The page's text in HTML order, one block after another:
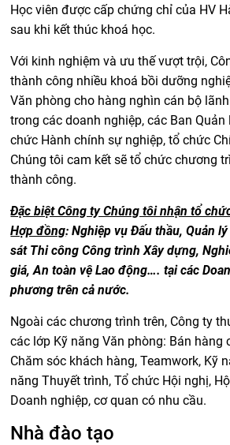
Học viên được cấp chứng chỉ của HV
sau khi kết thúc khoá học.
Với kinh nghiệm và ưu thế vượt trội,
thành công nhiều khoá bồi dưỡng
Văn phòng cho hàng nghìn cán bộ
trong các doanh nghiệp, các Ban
chức Hành chính sự nghiệp, tổ chức
Chúng tôi cam kết sẽ tổ chức chương
thành công.
Đặc biệt Công ty Chúng tôi nhận tổ
Hợp đồng: Nghiệp vụ Đấu thầu, Quản
sát Thi công Công trình Xây dựng,
giá, An toàn vệ Lao động…. tại các
phương trên cả nước.
Ngoài các chương trình trên, Công ty
các lớp Kỹ năng Văn phòng: Bán hàng
Chăm sóc khách hàng, Teamwork, Kỹ
năng Thuyết trình, Tổ chức Hội nghị,
Doanh nghiệp, cơ quan có nhu cầu.
Nhà đào tạo